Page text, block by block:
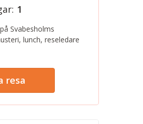
1
Svabesholms
lunch, reseledare
resa